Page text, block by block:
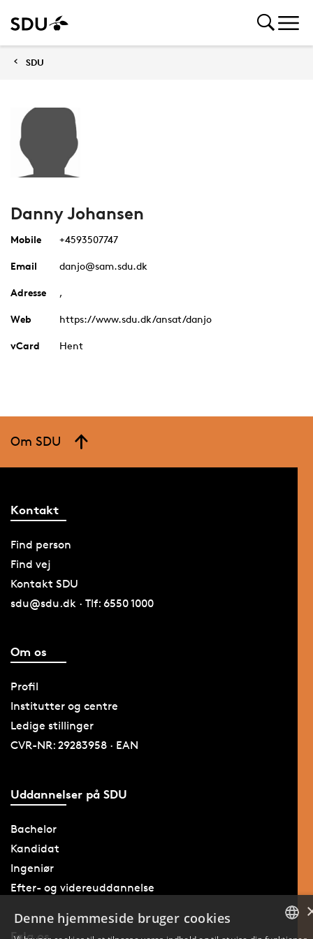
SDU
Danny Johansen
Mobile +4593507747
Email danjo@sam.sdu.dk
Adresse ,
Web https://www.sdu.dk/ansat/danjo
vCard Hent
Om SDU
Kontakt
Find person
Find vej
Kontakt SDU
sdu@sdu.dk · Tlf: 6550 1000
Om os
Profil
Institutter og centre
Ledige stillinger
CVR-NR: 29283958 · EAN
Uddannelser på SDU
Bachelor
Kandidat
Ingeniør
Efter- og videreuddannelse
Denne hjemmeside bruger cookies